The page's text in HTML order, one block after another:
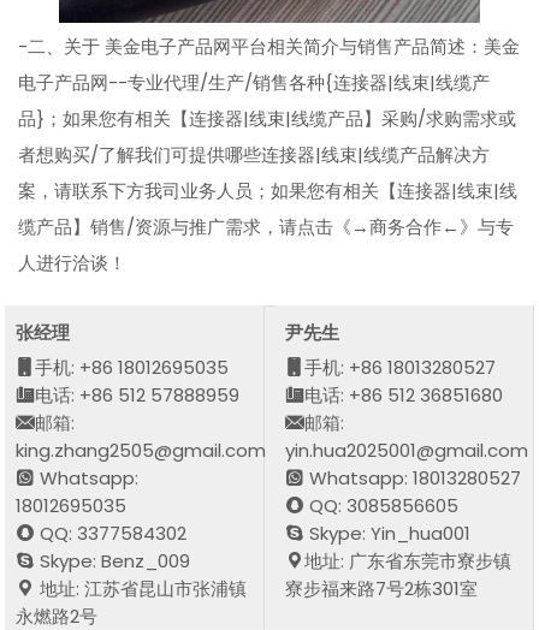
-二、关于 美金电子产品网平台相关简介与销售产品简述：美金
电子产品网--专业代理/生产/销售各种{连接器|线束|线缆产
品}；如果您有相关【连接器|线束|线缆产品】采购/求购需求或
者想购买/了解我们可提供哪些连接器|线束|线缆产品解决方
案，请联系下方我司业务人员；如果您有相关【连接器|线束|线
缆产品】销售/资源与推广需求，请点击《→商务合作←》与专
人进行洽谈！
张经理
手机: +86 18012695035
电话: +86 512 57888959
邮箱:
king.zhang2505@gmail.com
Whatsapp:
18012695035
QQ: 3377584302
Skype: Benz_009
地址: 江苏省昆山市张浦镇
永燃路2号
尹先生
手机: +86 18013280527
电话: +86 512 36851680
邮箱:
yin.hua2025001@gmail.com
Whatsapp: 18013280527
QQ: 3085856605
Skype: Yin_hua001
地址: 广东省东莞市寮步镇
寮步福来路7号2栋301室